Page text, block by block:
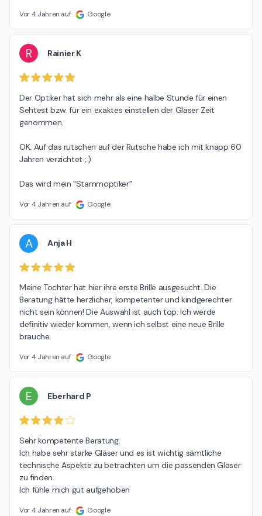
Vor 4 Jahren auf Google
R Rainier K
Der Optiker hat sich mehr als eine halbe Stunde für einen
Sehtest bzw. für ein exaktes einstellen der Gläser Zeit
genommen.
OK. Auf das rutschen auf der Rutsche habe ich mit knapp 60
Jahren verzichtet ;.).
Das wird mein "Stammoptiker"
Vor 4 Jahren auf Google
A Anja H
Meine Tochter hat hier ihre erste Brille ausgesucht. Die
Beratung hätte herzlicher, kompetenter und kindgerechter
nicht sein können! Die Auswahl ist auch top. Ich werde
definitiv wieder kommen, wenn ich selbst eine neue Brille
brauche.
Vor 4 Jahren auf Google
E Eberhard P
Sehr kompetente Beratung.
Ich habe sehr starke Gläser und es ist wichtig sämtliche
technische Aspekte zu betrachten um die passenden Gläser
zu finden.
Ich fühle mich gut aufgehoben
Vor 4 Jahren auf Google